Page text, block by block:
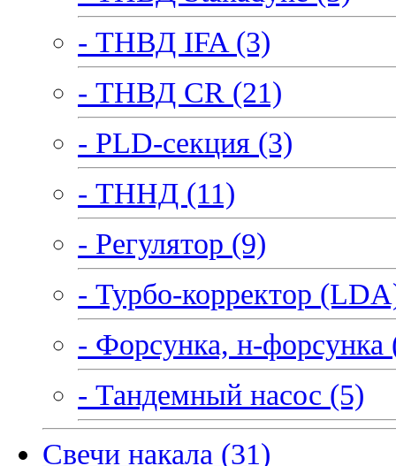
- ТНВД IFA (3)
- ТНВД CR (21)
- PLD-секция (3)
- ТННД (11)
- Регулятор (9)
- Турбо-корректор
- Форсунка, н-форсунка
- Тандемный насос (5)
Свечи накала (31)